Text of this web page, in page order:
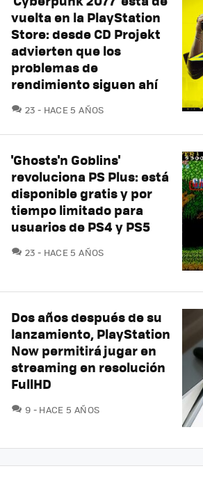
vuelta en la PlayStation
Store: desde CD Projekt
advierten que los
problemas de
rendimiento siguen ahí
23 COMENTARIOS
HACE 5 AÑOS
'Ghosts'n Goblins'
revoluciona PS Plus: está
disponible gratis y por
tiempo limitado para
usuarios de PS4 y PS5
23 COMENTARIOS
HACE 5 AÑOS
Dos años después de su
lanzamiento, PlayStation
Now permitirá jugar en
streaming en resolución
FullHD
9 COMENTARIOS
HACE 5 AÑOS